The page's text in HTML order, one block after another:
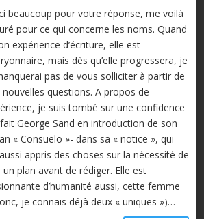
beaucoup pour votre réponse, me voilà
pour ce qui concerne les noms. Quand
expérience d’écriture, elle est
mais dès qu’elle progressera, je
pas de vous solliciter à partir de
questions. A propos de
je suis tombé sur une confidence
George Sand en introduction de son
« Consuelo »- dans sa « notice », qui
appris des choses sur la nécessité de
un plan avant de rédiger. Elle est
d’humanité aussi, cette femme
je connais déjà deux « uniques »)…